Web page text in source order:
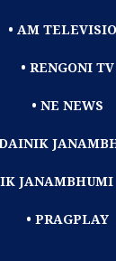
• AM
• RENGONI TV
• NE NEWS
JANAMBHUMI
• PRAGPLAY